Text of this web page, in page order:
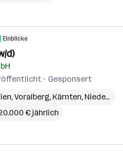
Einblicke
d)
Gesponsert
,Voralberg, Kärnten, Niederösterreich
€ jährlich